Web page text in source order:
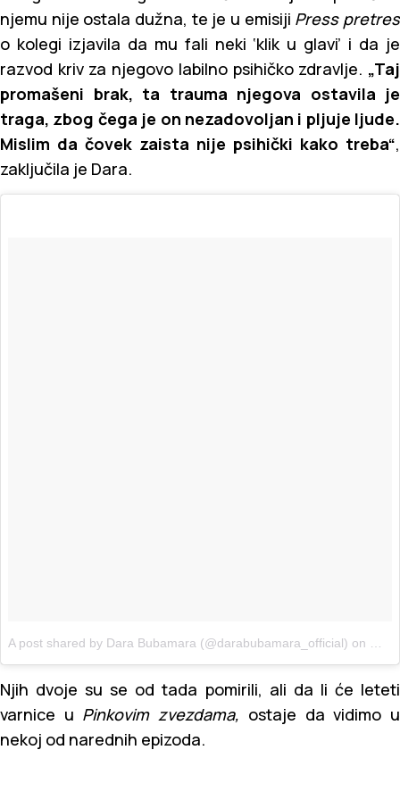
njemu nije ostala dužna, te je u emisiji Press pretres
o kolegi izjavila da mu fali neki ‘klik u glavi’ i da je
razvod kriv za njegovo labilno psihičko zdravlje. „Taj
promašeni brak, ta trauma njegova ostavila je
traga, zbog čega je on nezadovoljan i pljuje ljude.
Mislim da čovek zaista nije psihički kako treba“,
zaključila je Dara.
A post shared by Dara Bubamara (@darabubamara_official) on
Njih dvoje su se od tada pomirili, ali da li će leteti
varnice u Pinkovim zvezdama, ostaje da vidimo u
nekoj od narednih epizoda.